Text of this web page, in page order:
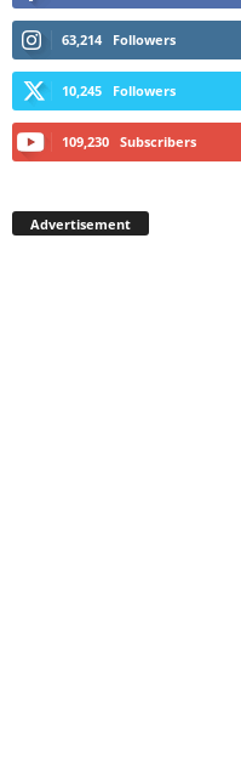
63,214 Followers
10,245 Followers
109,230 Subscribers
Advertisement